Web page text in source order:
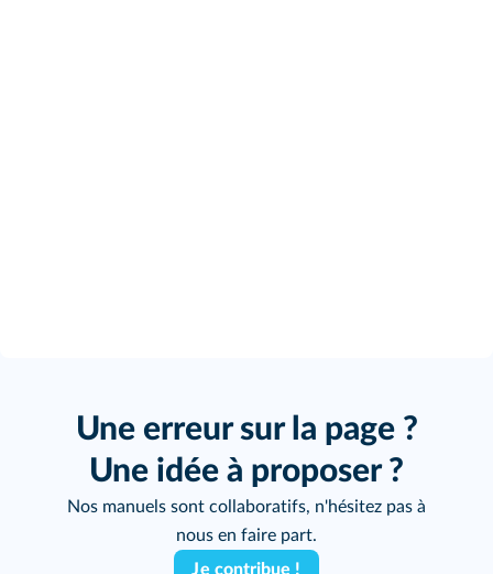
Une erreur sur la page ?
Une idée à proposer ?
Nos manuels sont collaboratifs, n'hésitez pas à
nous en faire part.
Je contribue !